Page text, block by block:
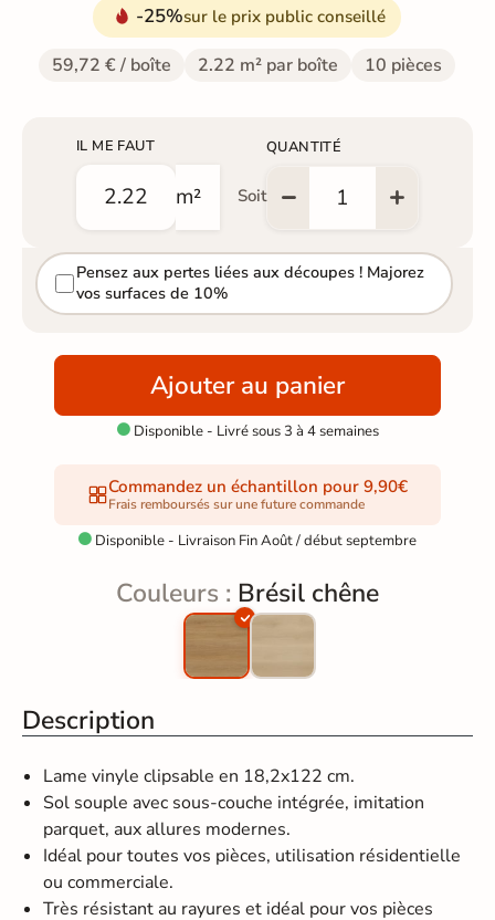
-25%sur le prix public conseillé
59,72 € / boîte 2.22 m² par boîte 10 pièces
IL ME FAUT
m² Soit
QUANTITÉ
Pensez aux pertes liées aux découpes ! Majorez
vos surfaces de 10%
Ajouter au panier
Disponible - Livré sous 3 à 4 semaines
Commandez un échantillon pour 9,90€
Frais remboursés sur une future commande
 Disponible - Livraison Fin Août / début septembre
Couleurs : Brésil chêne
Description
Lame vinyle clipsable en 18,2x122 cm.
Sol souple avec sous-couche intégrée, imitation
parquet, aux allures modernes.
Idéal pour toutes vos pièces, utilisation résidentielle
ou commerciale.
Très résistant au rayures et idéal pour vos pièces